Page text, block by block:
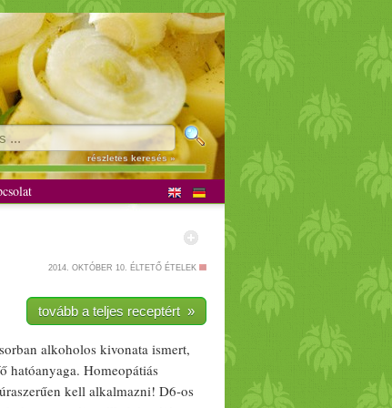
részletes keresés »
2014. OKTÓBER 10. ÉLTETŐ ÉTELEK
tovább a teljes receptért »
alkoholos kivonata ismert,
hatóanyaga. Homeopátiás
szerűen kell alkalmazni! D6-os